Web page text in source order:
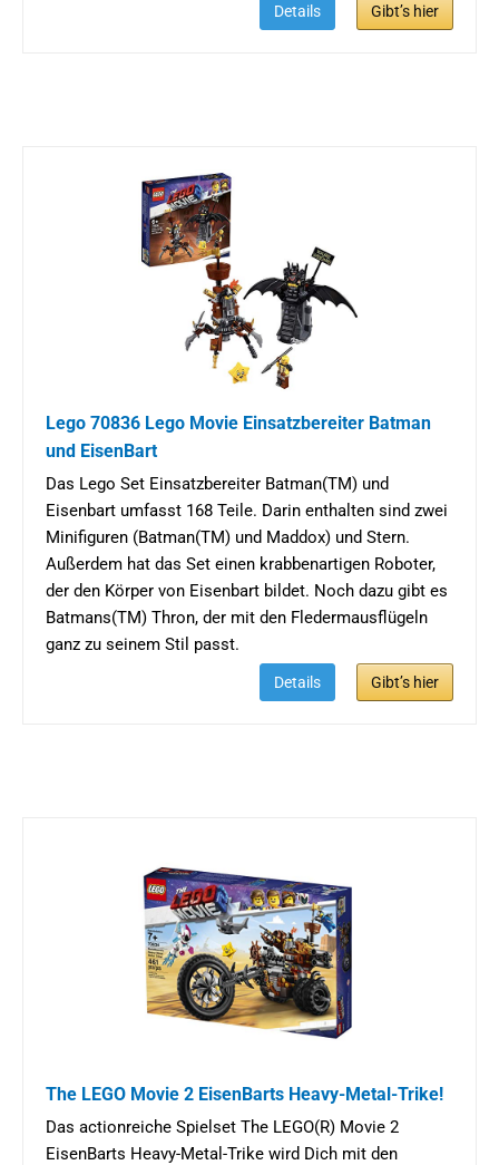
Details Gibt’s hier
Lego 70836 Lego Movie Einsatzbereiter Batman
und EisenBart
Das Lego Set Einsatzbereiter Batman(TM) und
Eisenbart umfasst 168 Teile. Darin enthalten sind zwei
Minifiguren (Batman(TM) und Maddox) und Stern.
Außerdem hat das Set einen krabbenartigen Roboter,
der den Körper von Eisenbart bildet. Noch dazu gibt es
Batmans(TM) Thron, der mit den Fledermausflügeln
ganz zu seinem Stil passt.
Details Gibt’s hier
The LEGO Movie 2 EisenBarts Heavy-Metal-Trike!
Das actionreiche Spielset The LEGO(R) Movie 2
EisenBarts Heavy-Metal-Trike wird Dich mit den